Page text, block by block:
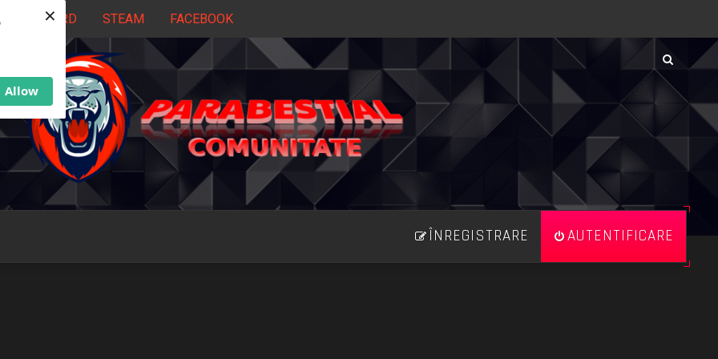
Allow
×
DISCORD STEAM FACEBOOK
AUTENTIFICARE
ÎNREGISTRARE